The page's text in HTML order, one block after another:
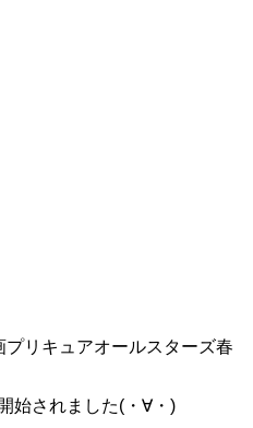
リキュアオールスターズ春
始されました(・∀・)